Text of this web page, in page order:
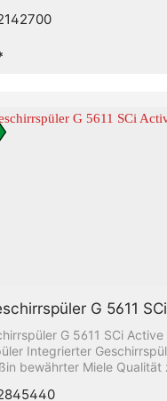
G 5611
G 5611 SCi
Integrierter
bewährter Miele Qualität